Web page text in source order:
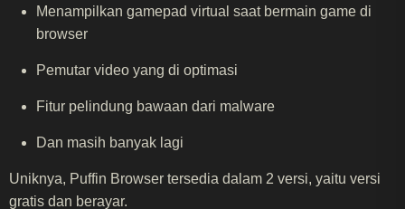
Menampilkan gamepad virtual saat bermain game di
browser
Pemutar video yang di optimasi
Fitur pelindung bawaan dari malware
Dan masih banyak lagi
Uniknya, Puffin Browser tersedia dalam 2 versi, yaitu versi
gratis dan berayar.